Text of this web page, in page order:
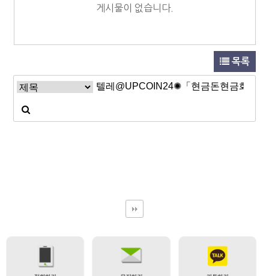
게시물이 없습니다.
목록